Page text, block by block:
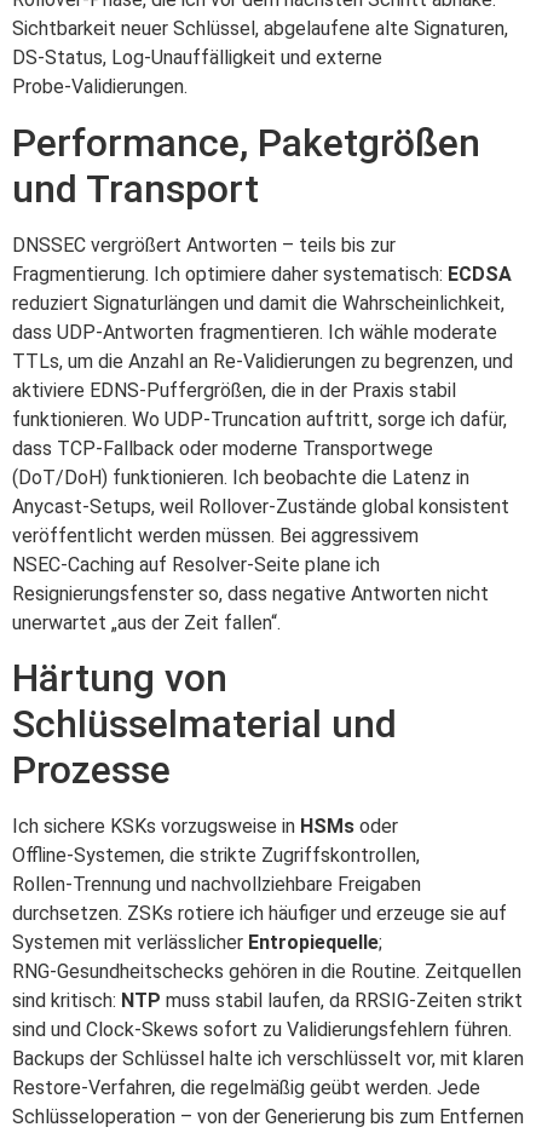
Sichtbarkeit neuer Schlüssel, abgelaufene alte Signaturen,
DS‑Status, Log‑Unauffälligkeit und externe
Probe‑Validierungen.
Performance, Paketgrößen
und Transport
DNSSEC vergrößert Antworten – teils bis zur
Fragmentierung. Ich optimiere daher systematisch: ECDSA
reduziert Signaturlängen und damit die Wahrscheinlichkeit,
dass UDP‑Antworten fragmentieren. Ich wähle moderate
TTLs, um die Anzahl an Re‑Validierungen zu begrenzen, und
aktiviere EDNS‑Puffergrößen, die in der Praxis stabil
funktionieren. Wo UDP‑Truncation auftritt, sorge ich dafür,
dass TCP‑Fallback oder moderne Transportwege
(DoT/DoH) funktionieren. Ich beobachte die Latenz in
Anycast‑Setups, weil Rollover‑Zustände global konsistent
veröffentlicht werden müssen. Bei aggressivem
NSEC‑Caching auf Resolver‑Seite plane ich
Resignierungsfenster so, dass negative Antworten nicht
unerwartet „aus der Zeit fallen“.
Härtung von
Schlüsselmaterial und
Prozesse
Ich sichere KSKs vorzugsweise in HSMs oder
Offline‑Systemen, die strikte Zugriffskontrollen,
Rollen‑Trennung und nachvollziehbare Freigaben
durchsetzen. ZSKs rotiere ich häufiger und erzeuge sie auf
Systemen mit verlässlicher Entropiequelle;
RNG‑Gesundheitschecks gehören in die Routine. Zeitquellen
sind kritisch: NTP muss stabil laufen, da RRSIG‑Zeiten strikt
sind und Clock‑Skews sofort zu Validierungsfehlern führen.
Backups der Schlüssel halte ich verschlüsselt vor, mit klaren
Restore‑Verfahren, die regelmäßig geübt werden. Jede
Schlüsseloperation – von der Generierung bis zum Entfernen